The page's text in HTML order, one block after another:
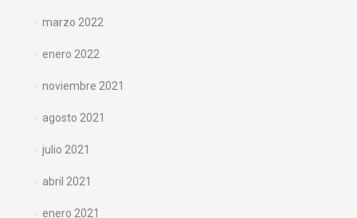
marzo 2022
enero 2022
noviembre 2021
agosto 2021
julio 2021
abril 2021
enero 2021